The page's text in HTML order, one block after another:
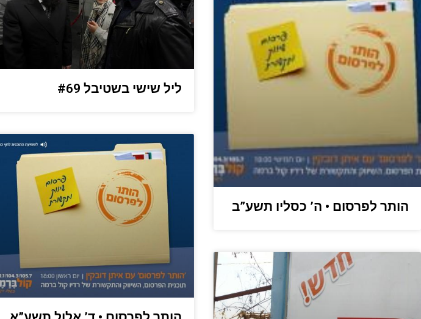
הותר לפרסום • ה’ כסליו תשע”ב
ליל שישי בשטיבל #69